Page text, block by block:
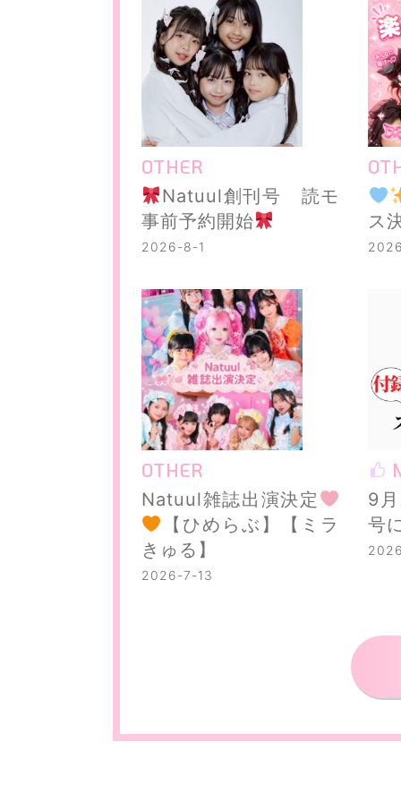
OTHER
Natuul創刊号 読モ
事前予約開始
2026-8-1
ス
OTHER
Natuul雑誌出演決定
【ひめらぶ】【ミラ
きゅる】
2026-7-13
9
号